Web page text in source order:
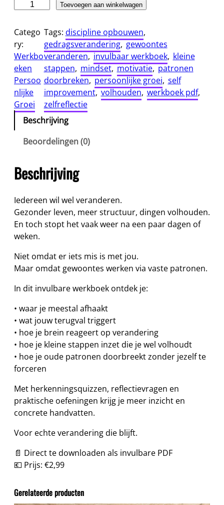
a
r
o
m
j
e
s
t
o
n
i
e
u
b
e
i
n
t
(
e
n
t
c
h
s
o
p
t
i
Toevoegen aan winkelwagen
Catego
ry:
Werkbo
eken
Persoo
nlijke
Groei
Tags: discipline opbouwen,
gedragsverandering, gewoontes
veranderen, invulbaar werkboek, kleine
stappen, mindset, motivatie, patronen
doorbreken, persoonlijke groei, self
improvement, volhouden, werkboek pdf,
zelfreflectie
Beschrijving
Beoordelingen (0)
Beschrijving
Iedereen wil wel veranderen.
Gezonder leven, meer structuur, dingen volhouden.
En toch stopt het vaak weer na een paar dagen of
weken.
Niet omdat er iets mis is met jou.
Maar omdat gewoontes werken via vaste patronen.
In dit invulbare werkboek ontdek je:
• waar je meestal afhaakt
• wat jouw terugval triggert
• hoe je brein reageert op verandering
• hoe je kleine stappen inzet die je wel volhoudt
• hoe je oude patronen doorbreekt zonder jezelf te
forceren
Met herkenningsquizzen, reflectievragen en
praktische oefeningen krijg je meer inzicht en
concrete handvatten.
Voor echte verandering die blijft.
📄 Direct te downloaden als invulbare PDF
💶 Prijs: €2,99
Gerelateerde producten